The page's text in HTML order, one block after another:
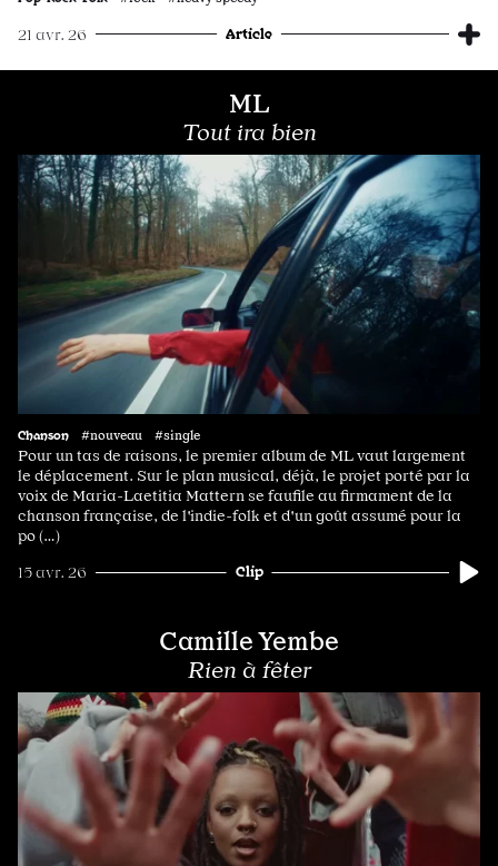
21 avr. 26 Article
ML
Tout ira bien
Chanson #nouveau #single
Pour un tas de raisons, le premier album de ML vaut largement
le déplacement. Sur le plan musical, déjà, le projet porté par la
voix de Maria-Laetitia Mattern se faufile au firmament de la
chanson française, de l'indie-folk et d'un goût assumé pour la
po (…)
15 avr. 26 Clip
Camille Yembe
Rien à fêter